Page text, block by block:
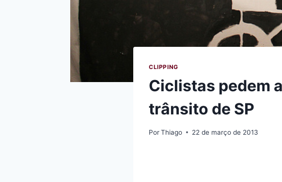
CLIPPING
Ciclistas pedem
trânsito de SP
PorThiago 22 de março de 2013